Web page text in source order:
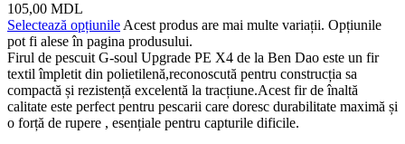
105,00 MDL
Selectează opțiunile Acest produs are mai multe variații. Opțiunile
pot fi alese în pagina produsului.
Firul de pescuit G-soul Upgrade PE X4 de la Ben Dao este un fir
textil împletit din polietilenă,reconoscută pentru construcția sa
compactă și rezistență excelentă la tracțiune.Acest fir de înaltă
calitate este perfect pentru pescarii care doresc durabilitate maximă și
o forță de rupere , esențiale pentru capturile dificile.